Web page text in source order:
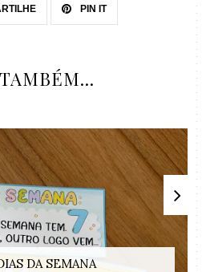
PIN IT
DA SEMANA